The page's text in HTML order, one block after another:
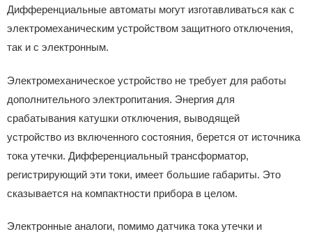
Дифференциальные автоматы могут изготавливаться как с
электромеханическим устройством защитного отключения,
так и с электронным.
Электромеханическое устройство не требует для работы
дополнительного электропитания. Энергия для
срабатывания катушки отключения, выводящей
устройство из включенного состояния, берется от источника
тока утечки. Дифференциальный трансформатор,
регистрирующий эти токи, имеет большие габариты. Это
сказывается на компактности прибора в целом.
Электронные аналоги, помимо датчика тока утечки и